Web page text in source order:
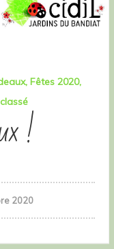
Fêtes 2020
!
2020